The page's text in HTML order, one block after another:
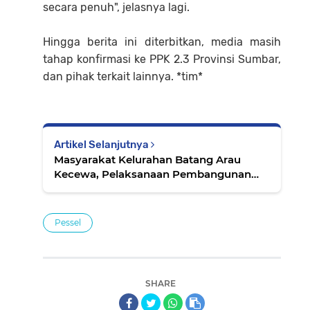
secara penuh", jelasnya lagi.
Hingga berita ini diterbitkan, media masih
tahap konfirmasi ke PPK 2.3 Provinsi Sumbar,
dan pihak terkait lainnya. *tim*
Artikel Selanjutnya
Masyarakat Kelurahan Batang Arau
Kecewa, Pelaksanaan Pembangunan
Pessel
SHARE